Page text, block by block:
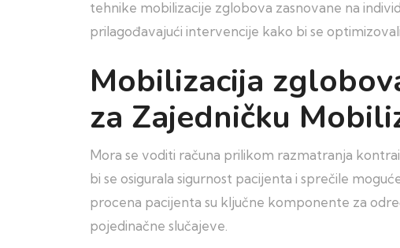
tehnike mobilizacije zglobova zasnovane na
prilagođavajući intervencije kako bi se
Mobilizacija
za Zajedničku
Mora se voditi računa prilikom razmatranja
bi se osigurala sigurnost pacijenta i sprečile
procena pacijenta su ključne komponente za
pojedinačne slučajeve.